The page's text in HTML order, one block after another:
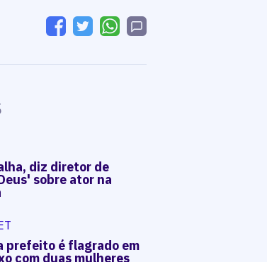
diz diretor de
sobre ator na
prefeito é flagrado em
com duas mulheres